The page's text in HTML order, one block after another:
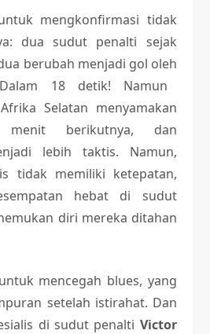
mengkonfirmasi tidak
dua sudut penalti sejak
berubah menjadi gol oleh
18 detik! Namun
Selatan menyamakan
berikutnya, dan
lebih taktis. Namun,
tidak memiliki ketepatan,
hebat di sudut
diri mereka ditahan
mencegah blues, yang
setelah istirahat. Dan
di sudut penalti Victor